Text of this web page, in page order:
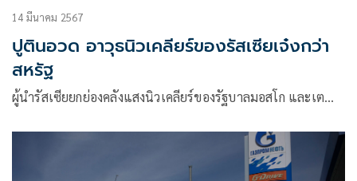
14 มีนาคม 2567
ปูตินอวด อาวุธนิวเคลียร์ของรัสเซียเจ๋งกว่า
สหรัฐ
ผู้นำรัสเซียยกย่องคลังแสงนิวเคลียร์ของรัฐบาลมอสโก และเต…